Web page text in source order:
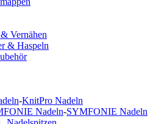
Vernähen
& Haspeln
-KnitPro Nadeln
Nadeln-SYMFONIE Nadeln